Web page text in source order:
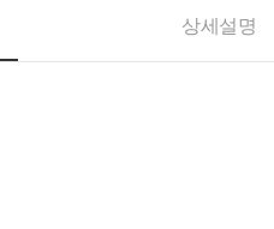
상세설명